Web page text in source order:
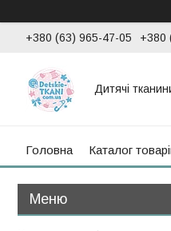
+380 (63) 965-47-05 +380
Дитячі
Головна Каталог